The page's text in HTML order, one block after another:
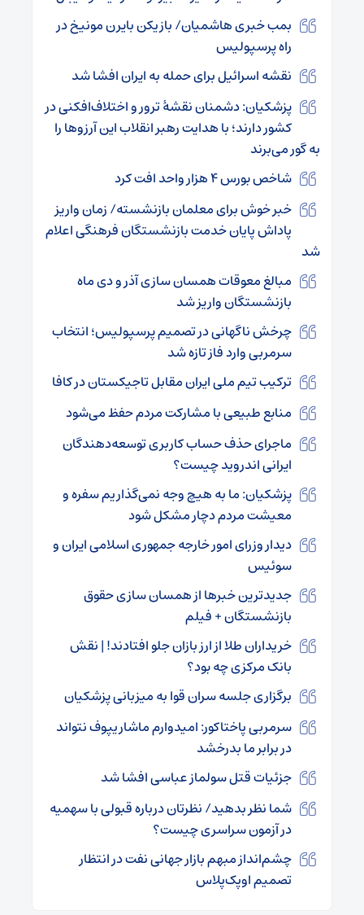
بمب خبری هاشمیان/ بازیکن بایرن مونیخ در
راه پرسپولیس
نقشه اسرائیل برای حمله به ایران افشا شد
پزشکیان: دشمنان نقشۀ ترور و اختلاف‌افکنی در
کشور دارند؛ با هدایت رهبر انقلاب این آرزوها را
به گور می‌برند
شاخص بورس ۴ هزار واحد افت کرد
خبر خوش برای معلمان بازنشسته/ زمان واریز
پاداش پایان خدمت بازنشستگان فرهنگی اعلام
شد
مبالغ معوقات همسان سازی آذر و دی ماه
بازنشستگان واریز شد
چرخش ناگهانی در تصمیم پرسپولیس؛ انتخاب
سرمربی وارد فاز تازه شد
ترکیب تیم ملی ایران مقابل تاجیکستان در کافا
منابع طبیعی با مشارکت مردم حفظ می‌شود
ماجرای حذف حساب کاربری توسعه‌دهندگان
ایرانی اندروید چیست؟
پزشکیان: ما به هیچ وجه نمی‌گذاریم سفره و
معیشت مردم دچار مشکل شود
دیدار وزرای امور خارجه جمهوری اسلامی ایران و
سوئیس
جدیدترین خبرها از همسان سازی حقوق
بازنشستگان + فیلم
خریداران طلا از ارز بازان جلو افتادند! | نقش
بانک مرکزی چه بود؟
برگزاری جلسه سران قوا به میزبانی پزشکیان
سرمربی پاختاکور: امیدوارم ماشاریپوف نتواند
در برابر ما بدرخشد
جزئیات قتل سولماز عباسی افشا شد
شما نظر بدهید/ نظرتان درباره قبولی با سهمیه
در آزمون سراسری چیست؟
چشم‌انداز مبهم بازار جهانی نفت در انتظار
تصمیم اوپک‌پلاس